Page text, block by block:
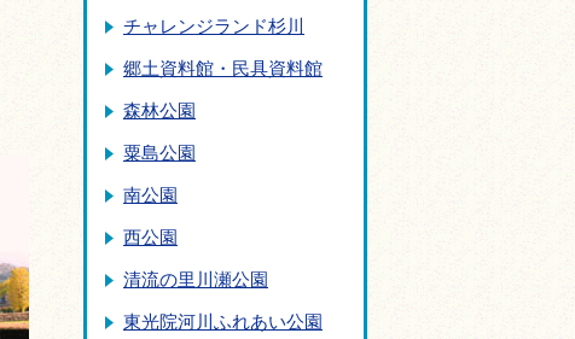
チャレンジランド杉川
郷土資料館・民具資料館
森林公園
粟島公園
南公園
西公園
清流の里川瀬公園
東光院河川ふれあい公園